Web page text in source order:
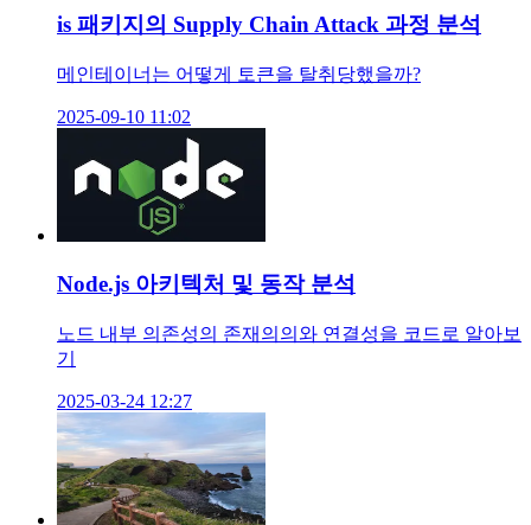
is 패키지의 Supply Chain Attack 과정 분석
메인테이너는 어떻게 토큰을 탈취당했을까?
2025-09-10 11:02
Node.js 아키텍처 및 동작 분석
노드 내부 의존성의 존재의의와 연결성을 코드로 알아보
기
2025-03-24 12:27